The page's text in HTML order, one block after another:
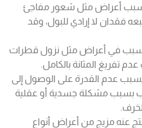
أعراض مثل شعور مفاجئ
فقدان لا إرادي للبول، وقد
في أعراض مثل نزول قطرات
تفريغ المثانة بالكامل.
عدم القدرة على الوصول إلى
بسبب مشكلة جسدية أو عقلية
عنه مزيج من أعراض أنواع